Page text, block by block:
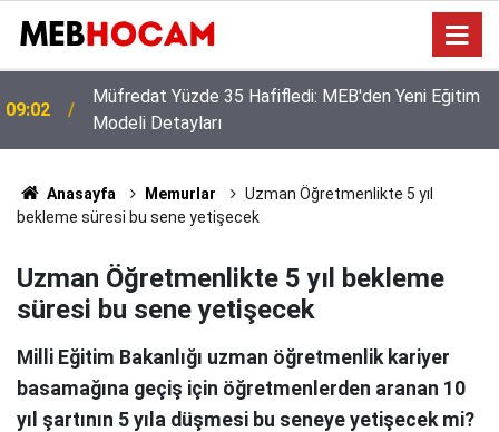
23:01
Okul Müdürlüklerine Özel Nakil Dönemi Rehberi: İş
ve İşlemlerde Kritik Dikkat Noktaları
Anasayfa Memurlar
Uzman Öğretmenlikte 5 yıl
bekleme süresi bu sene yetişecek
Uzman Öğretmenlikte 5 yıl bekleme
süresi bu sene yetişecek
Milli Eğitim Bakanlığı uzman öğretmenlik kariyer
basamağına geçiş için öğretmenlerden aranan 10
yıl şartının 5 yıla düşmesi bu seneye yetişecek mi?